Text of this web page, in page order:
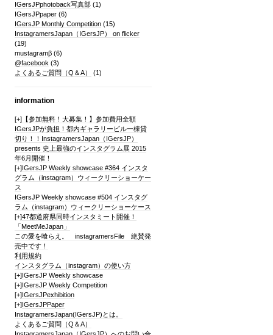
IGersJPphotoback写真部(1)
IGersJPpaper(6)
IGersJP Monthly Competition(15)
InstagramersJapan（IGersJP） on flicker
(19)
mustagramβ(6)
@facebook (3)
よくあるご質問（Q＆A）
(1)
information
[+]【参加無料！大募集！】参加費用全額
IGersJPが負担！都内ギャラリービル一棟貸
切り！！InstagramersJapan（IGersJP）
presents 史上最強のインスタグラム展 2015
年6月開催！
[+]IGersJP Weekly showcase #364 インスタ
グラム（instagram）ウィークリーショーケー
ス
IGersJP Weekly showcase #504 インスタグ
ラム（instagram）ウィークリーショーケース
[+]47都道府県同時インスタミート開催！
「MeetMeJapan」
この愛を喰らえ。 instagramersFile 絶賛発
売中です！
利用規約
インスタグラム（instagram）の使い方
[+]IGersJP Weekly showcase
[+]IGersJP Weekly Competition
[+]IGersJPexhibition
[+]IGersJPPaper
InstagramersJapan(IGersJP)とは。
よくあるご質問（Q＆A）